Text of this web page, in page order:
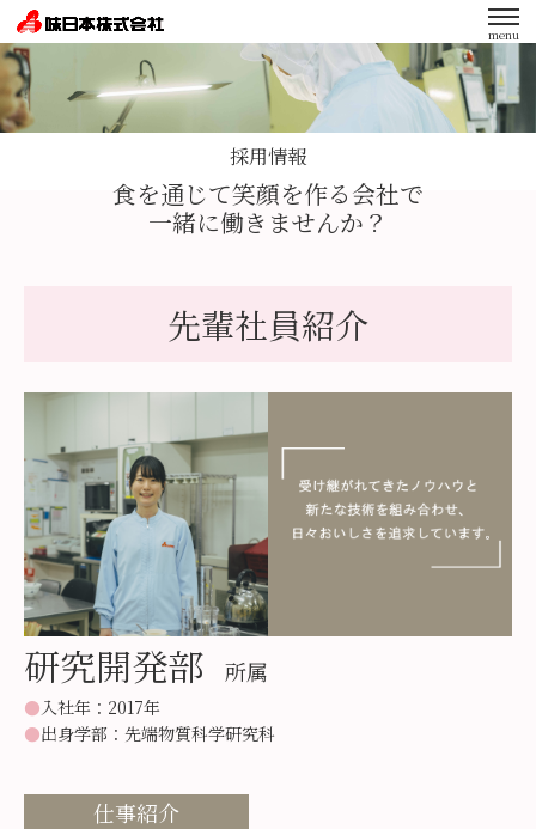
menu
採用情報
食を通じて笑顔を作る会社で
一緒に働きませんか？
先輩社員紹介
研究開発部 所属
入社年
2017年
出身学部
先端物質科学研究科
仕事紹介